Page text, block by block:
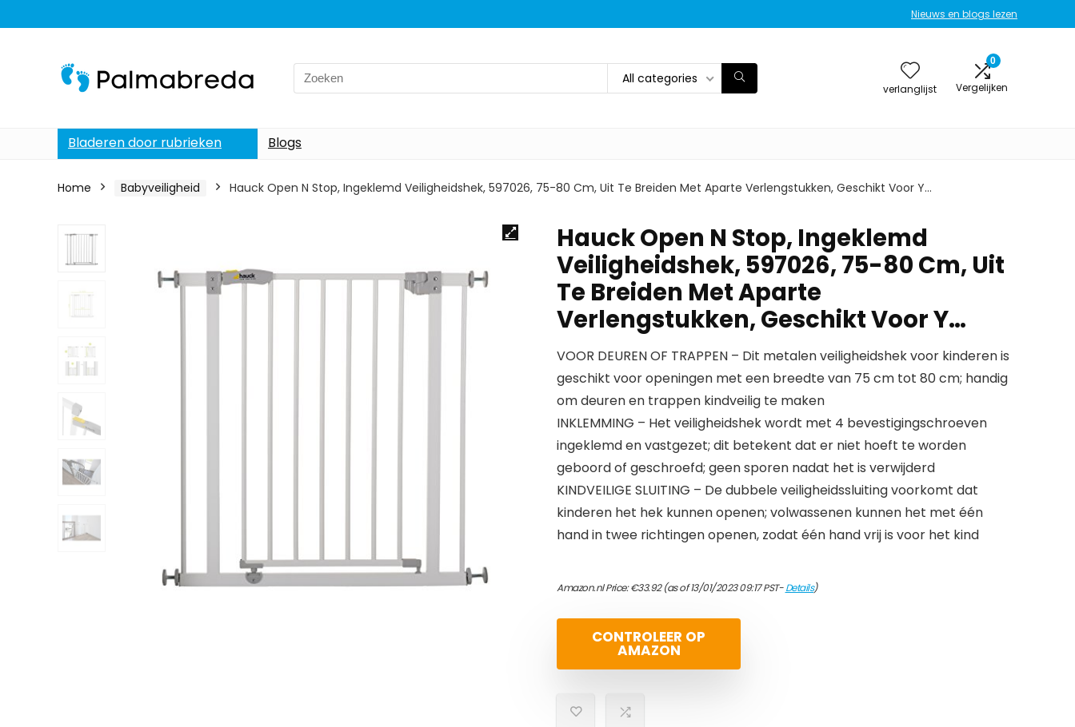
Nieuws en blogs lezen
Search
for:
All categories
verlanglijst
0
Vergelijken
Bladeren door rubrieken Blogs
Home Babyveiligheid Hauck Open N Stop, Ingeklemd Veiligheidshek, 597026, 75-80 Cm, Uit Te Breiden Met Aparte Verlengstukken, Geschikt Voor Y…
Hauck Open N Stop, Ingeklemd
Veiligheidshek, 597026, 75-80 Cm, Uit
Te Breiden Met Aparte
Verlengstukken, Geschikt Voor Y…
VOOR DEUREN OF TRAPPEN – Dit metalen veiligheidshek voor kinderen is
geschikt voor openingen met een breedte van 75 cm tot 80 cm; handig
om deuren en trappen kindveilig te maken
INKLEMMING – Het veiligheidshek wordt met 4 bevestigingschroeven
ingeklemd en vastgezet; dit betekent dat er niet hoeft te worden
geboord of geschroefd; geen sporen nadat het is verwijderd
KINDVEILIGE SLUITING – De dubbele veiligheidssluiting voorkomt dat
kinderen het hek kunnen openen; volwassenen kunnen het met één
hand in twee richtingen openen, zodat één hand vrij is voor het kind
Amazon.nl Price:€33.92(as of 13/01/2023 09:17 PST-Details)
CONTROLEER OP
AMAZON